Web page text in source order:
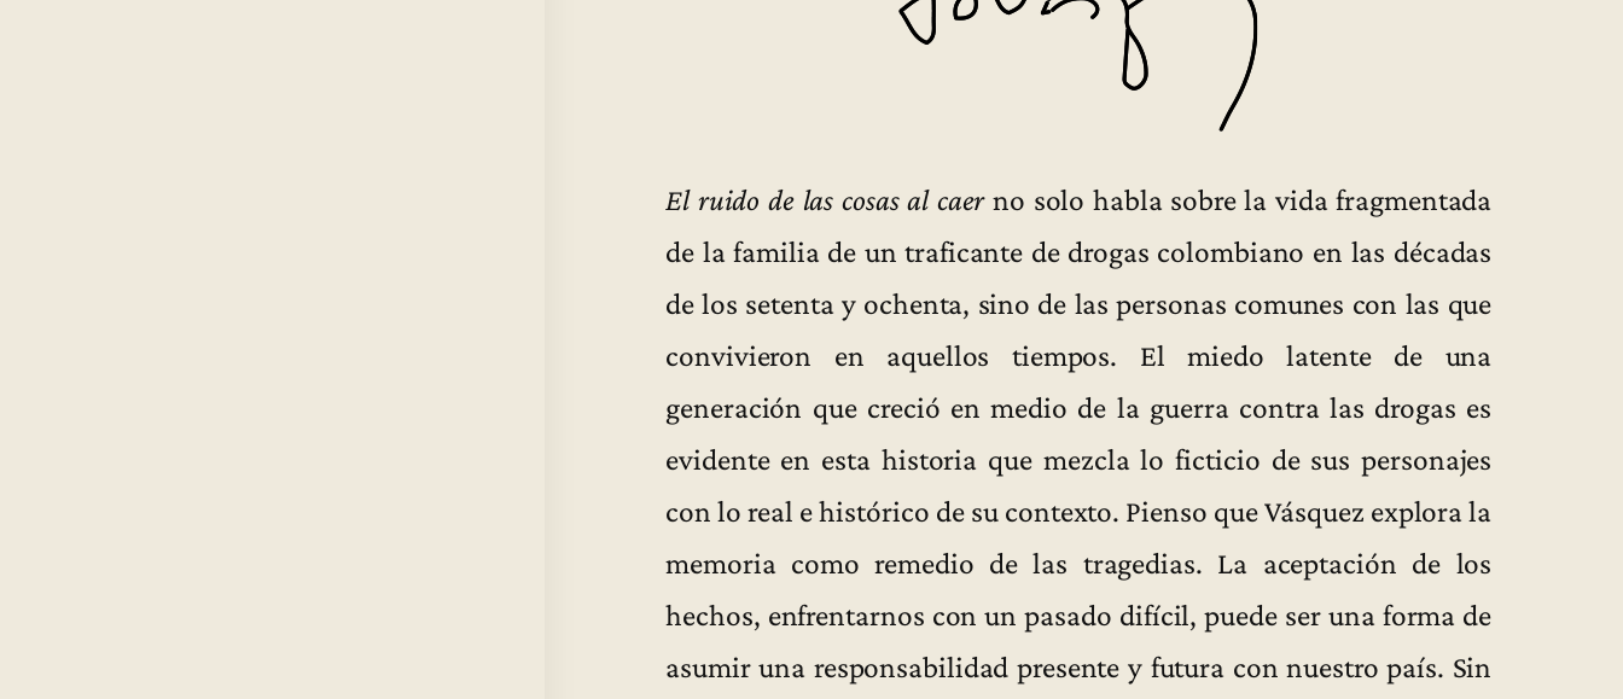
El ruido de las cosas al caerno solo habla sobre la vida fragmentada
de la familia de un traficante de drogas colombiano en las décadas
de los setenta y ochenta, sino de las personas comunes con las que
convivieron en aquellos tiempos. El miedo latente de una
generación que creció en medio de la guerra contra las drogas es
evidente en esta historia que mezcla lo ficticio de sus personajes
con lo real e histórico de su contexto. Pienso que Vásquez explora la
memoria como remedio de las tragedias. La aceptación de los
hechos, enfrentarnos con un pasado difícil, puede ser una forma de
asumir una responsabilidad presente y futura con nuestro país. Sin